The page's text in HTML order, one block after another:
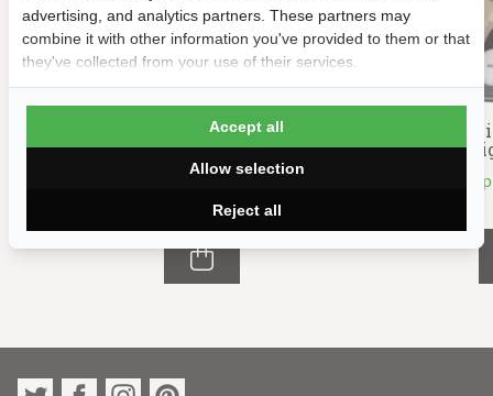
Betonnen Tafeltennistafel Beta
Outdoor
Op voorraad
2,699.99
advertising, and analytics partners. These partners may
combine it with other information you've provided to them or that
they've collected from your use of their services.
Reject all
Allow selection
Accept all